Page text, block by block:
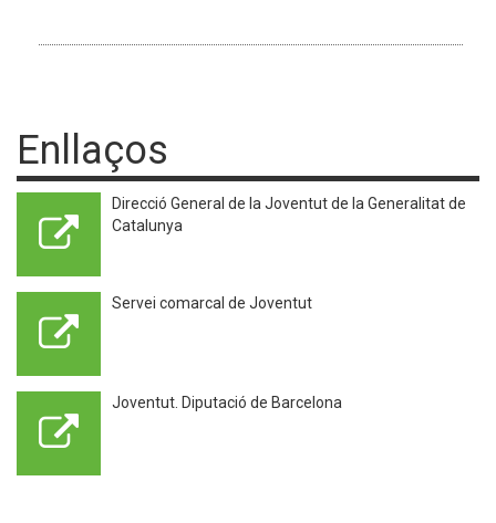
Enllaços
Direcció General de la Joventut de la Generalitat de
Catalunya
Servei comarcal de Joventut
Joventut. Diputació de Barcelona